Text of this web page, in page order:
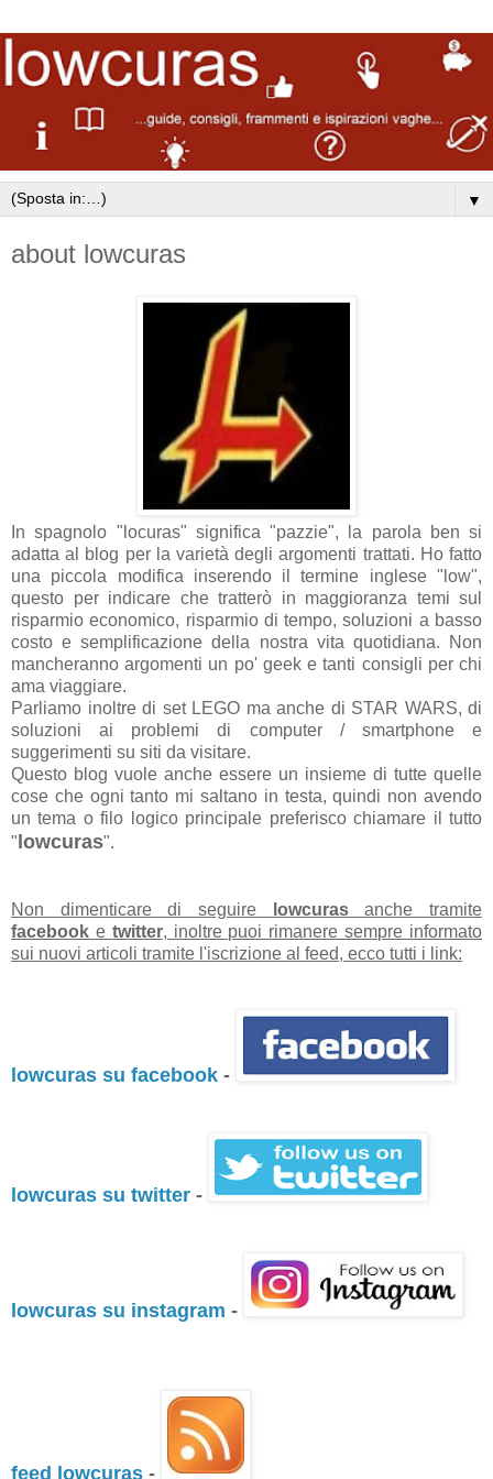
▼
about lowcuras
In spagnolo "locuras" significa "pazzie", la parola ben si
adatta al blog per la varietà degli argomenti trattati. Ho fatto
una piccola modifica inserendo il termine inglese "low",
questo per indicare che tratterò in maggioranza temi sul
risparmio economico, risparmio di tempo, soluzioni a basso
costo e semplificazione della nostra vita quotidiana. Non
mancheranno argomenti un po' geek e tanti consigli per chi
ama viaggiare.
Parliamo inoltre di set LEGO ma anche di STAR WARS, di
soluzioni ai problemi di computer / smartphone e
suggerimenti su siti da visitare.
Questo blog vuole anche essere un insieme di tutte quelle
cose che ogni tanto mi saltano in testa, quindi non avendo
un tema o filo logico principale preferisco chiamare il tutto
" lowcuras".
Non dimenticare di seguire lowcurasanche tramite
facebook e twitter, inoltre puoi rimanere sempre informato
sui nuovi articoli tramite l'iscrizione al feed, ecco tutti i link:
lowcuras su facebook -
lowcuras su twitter -
lowcuras su instagram -
feed lowcuras -